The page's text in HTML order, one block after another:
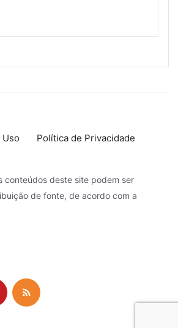
Política de Privacidade
deste site podem ser
de fonte, de acordo com a